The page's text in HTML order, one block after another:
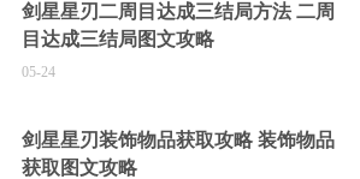
剑星星刃二周目达成三结局方法 二周
目达成三结局图文攻略
05-24
剑星星刃装饰物品获取攻略 装饰物品
获取图文攻略